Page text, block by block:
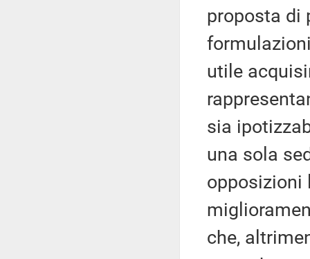
proposta di
utile
sia
una sola
opposizioni
che,